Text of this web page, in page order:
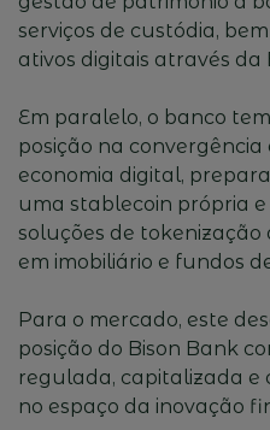
serviços de custódia,
ativos digitais através da
Em paralelo, o banco
posição na
economia digital,
uma stablecoin própria
soluções de tokenização
em imobiliário e fundos
Para o mercado, este
posição do Bison Bank
regulada, capitalizada e
no espaço da inovação